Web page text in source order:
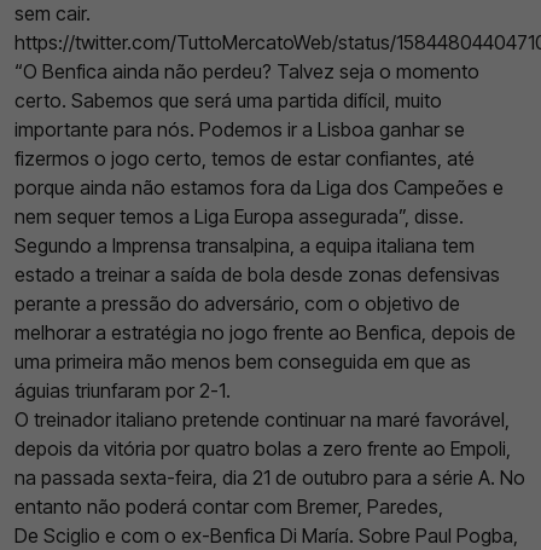
sem cair.
https://twitter.com/TuttoMercatoWeb/status/
“O Benfica ainda não perdeu? Talvez seja o momento
certo. Sabemos que será uma partida difícil, muito
importante para nós. Podemos ir a Lisboa ganhar se
fizermos o jogo certo, temos de estar confiantes, até
porque ainda não estamos fora da Liga dos Campeões e
nem sequer temos a Liga Europa assegurada”, disse.
Segundo a Imprensa transalpina, a equipa italiana tem
estado a treinar a saída de bola desde zonas defensivas
perante a pressão do adversário, com o objetivo de
melhorar a estratégia no jogo frente ao Benfica, depois de
uma primeira mão menos bem conseguida em que as
águias triunfaram por 2-1.
O treinador italiano pretende continuar na maré favorável,
depois da vitória por quatro bolas a zero frente ao Empoli,
na passada sexta-feira, dia 21 de outubro para a série A. No
entanto não poderá contar com Bremer, Paredes,
De Sciglio e com o ex-Benfica Di María. Sobre Paul Pogba,